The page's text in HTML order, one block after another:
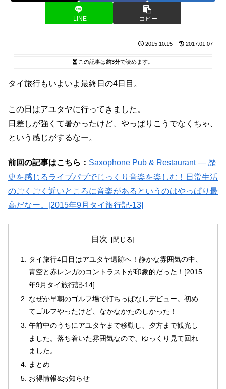
LINE コピー
2015.10.15 2017.01.07
この記事は約3分で読めます。
タイ旅行もいよいよ最終日の4日目。
この日はアユタヤに行ってきました。
日差しが強くて暑かったけど、やっぱりこうでなくちゃ、
という感じがするなー。
前回の記事はこちら： Saxophone Pub & Restaurant ― 歴
史を感じるライブパブでじっくり音楽を楽しむ！日常生活
のごくごく近いところに音楽があるというのはやっぱり最
高だなー。[2015年9月タイ旅行記-13]
目次
タイ旅行4日目はアユタヤ遺跡へ！静かな雰囲気の中、
青空と赤レンガのコントラストが印象的だった！[2015
年9月タイ旅行記-14]
なぜか早朝のゴルフ場で打ちっぱなしデビュー。初め
てゴルフやったけど、なかなかたのしかった！
午前中のうちにアユタヤまで移動し、夕方まで観光し
ました。落ち着いた雰囲気なので、ゆっくり見て回れ
ました。
まとめ
お得情報&お知らせ